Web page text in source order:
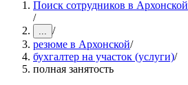
Поиск сотрудников в Архонской
/
... /
резюме в Архонской/
бухгалтер на участок (услуги)/
полная занятость